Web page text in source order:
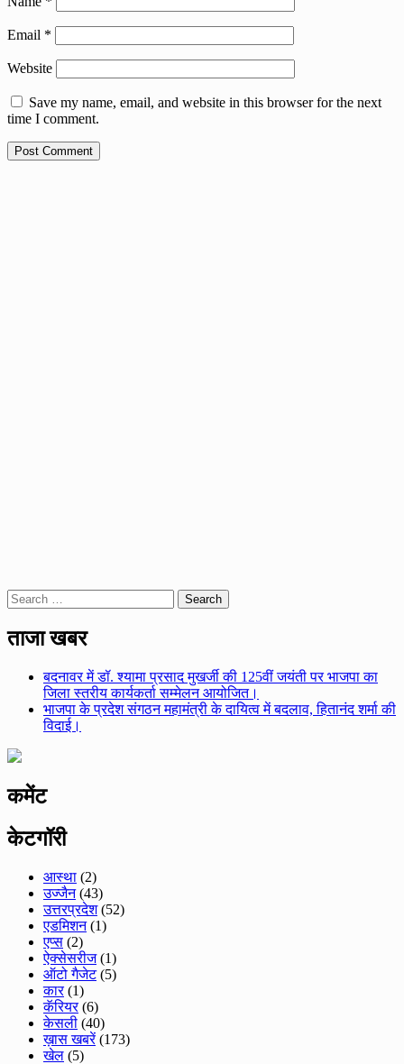
Email *
Website
Save my name, email, and website in this browser for the next
time I comment.
Search
for:
ताजा खबर
बदनावर में डॉ. श्यामा प्रसाद मुखर्जी की 125वीं जयंती पर भाजपा का
जिला स्तरीय कार्यकर्ता सम्मेलन आयोजित।
भाजपा के प्रदेश संगठन महामंत्री के दायित्व में बदलाव, हितानंद शर्मा की
विदाई।
कमेंट
केटगॉरी
आस्था (2)
उज्जैन(43)
उत्तरप्रदेश(52)
एडमिशन(1)
एप्स (2)
ऐक्सेसरीज(1)
ऑटो गैजेट(5)
कार(1)
कॅरियर(6)
केसली (40)
ख़ास खबरें(173)
खेल (5)